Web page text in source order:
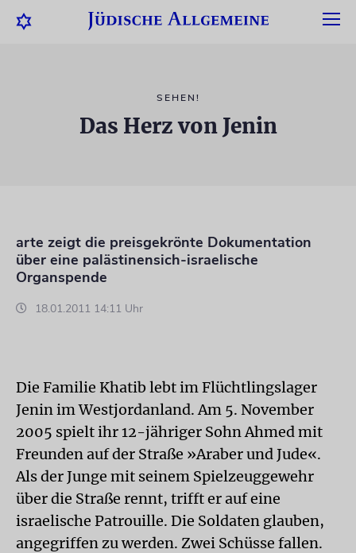
SEHEN!
Das Herz von Jenin
arte zeigt die preisgekrönte Dokumentation
über eine palästinensich-israelische
Organspende
18.01.2011 14:11 Uhr
Die Familie Khatib lebt im Flüchtlingslager
Jenin im Westjordanland. Am 5. November
2005 spielt ihr 12-jähriger Sohn Ahmed mit
Freunden auf der Straße »Araber und Jude«.
Als der Junge mit seinem Spielzeuggewehr
über die Straße rennt, trifft er auf eine
israelische Patrouille. Die Soldaten glauben,
angegriffen zu werden. Zwei Schüsse fallen.